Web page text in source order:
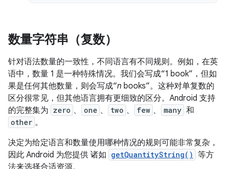
数量字符串（复数）
针对语法数量的一致性，不同语言有不同规则。例如，在英
语中，数量 1 是一种特殊情况。我们会写成“1 book”，但如
果是任何其他数量，则会写成“n books”。这种对单复数的
区分很常见，但其他语言拥有更细致的区分。Android 支持
的完整集为 zero 、 one 、 two 、 few 、 many 和
other 。
决定为给定语言和数量使用哪种情况的规则可能非常复杂，
因此 Android 为您提供 诸如 getQuantityString() 等方
法来选择合适资源。